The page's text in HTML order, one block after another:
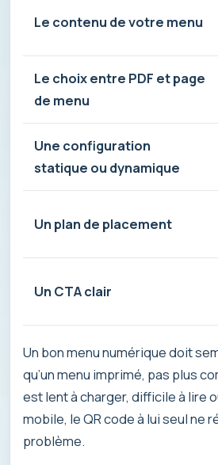
Le contenu de votre menu
Le choix entre PDF et page
de menu
Une configuration
statique ou dynamique
Un plan de placement
Un CTA clair
Un bon menu numérique doit
qu’un menu imprimé, pas plus
est lent à charger, difficile à lire
mobile, le QR code à lui seul ne
problème.